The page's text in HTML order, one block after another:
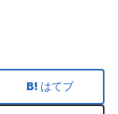
はてブ